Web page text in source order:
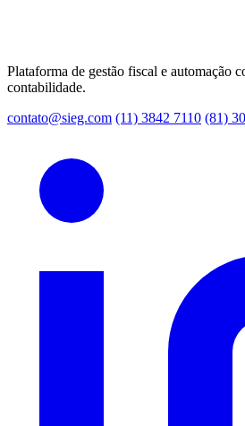
Plataforma de gestão fiscal e automação
contabilidade.
contato@sieg.com (11) 3842 7110 (81)